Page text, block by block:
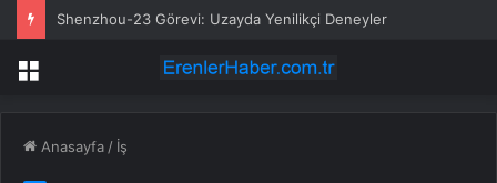
Menü
Anasayfa / İş